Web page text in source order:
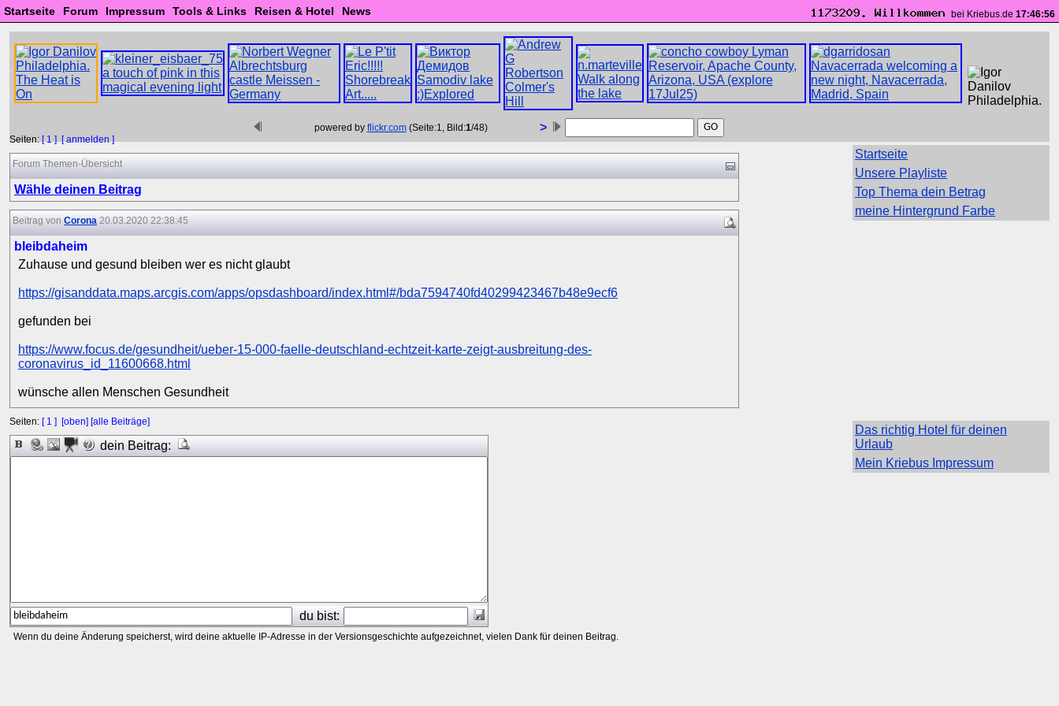
Startseite Forum Impressum Tools & Links Reisen & Hotel News bei Kriebus.de 17:46:56
powered by flickr.com(Seite:1, Bild:1/48) >
Seiten:[ 1 ] [ anmelden ]
Forum Themen-Übersicht
Wähle deinen Beitrag
Beitrag von Corona 20.03.2020 22:38:45
bleibdaheim
Zuhause und gesund bleiben wer es nicht glaubt
https://gisanddata.maps.arcgis.com/apps/opsdashboard/index.html#/bda7594740fd40299423467b48e9ecf6
gefunden bei
https://www.focus.de/gesundheit/ueber-15-000-faelle-deutschland-echtzeit-karte-zeigt-ausbreitung-des-
coronavirus_id_11600668.html
wünsche allen Menschen Gesundheit
Seiten: [ 1 ] [oben] [alle Beiträge]
dein Beitrag:
du bist:
Wenn du deine Änderung speicherst, wird deine aktuelle IP-Adresse in der Versionsgeschichte aufgezeichnet, vielen Dank für deinen Beitrag.
Startseite
Unsere Playliste
Top Thema dein Betrag
meine Hintergrund Farbe
Das richtig Hotel für deinen
Urlaub
Mein Kriebus Impressum